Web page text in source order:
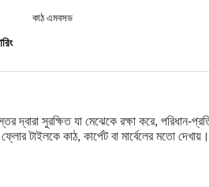
কাঠ এমবসড
দ্বারা সুরক্ষিত যা মেঝেকে রক্ষা করে, পরিধান-
টাইলকে কাঠ, কার্পেট বা মার্বেলের মতো দেখায়।